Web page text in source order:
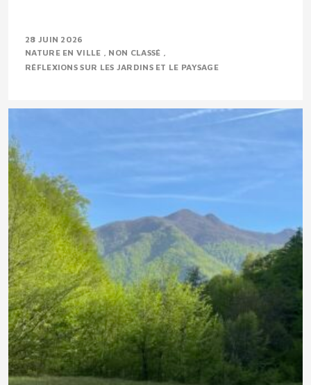
28 JUIN 2026
NATURE EN VILLE
NON CLASSÉ
RÉFLEXIONS SUR LES JARDINS ET LE PAYSAGE